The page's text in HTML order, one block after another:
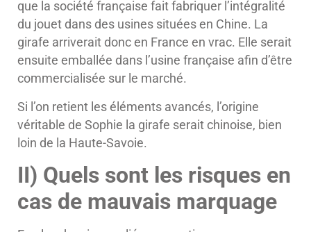
que la société française fait fabriquer l’intégralité
du jouet dans des usines situées en Chine. La
girafe arriverait donc en France en vrac. Elle serait
ensuite emballée dans l’usine française afin d’être
commercialisée sur le marché.
Si l’on retient les éléments avancés, l’origine
véritable de Sophie la girafe serait chinoise, bien
loin de la Haute-Savoie.
II) Quels sont les risques en
cas de mauvais marquage